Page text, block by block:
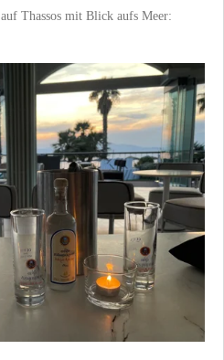
Thassos mit Blick aufs Meer: